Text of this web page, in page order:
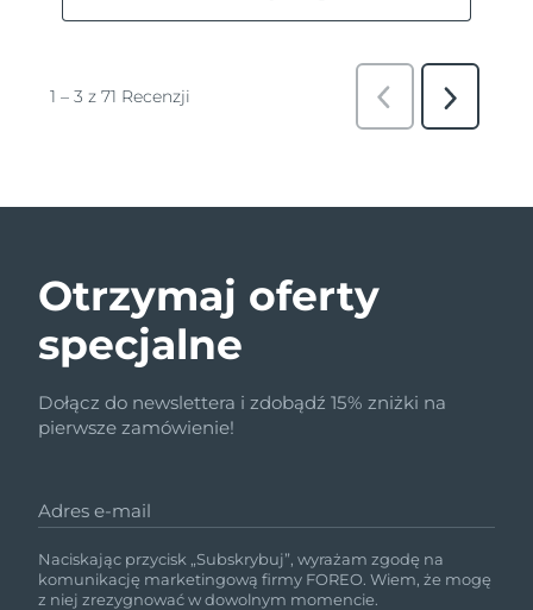
Otrzymaj oferty
specjalne
Dołącz do newslettera i zdobądź 15% zniżki na
pierwsze zamówienie!
Adres e-mail
Naciskając przycisk „Subskrybuj”, wyrażam zgodę na
komunikację marketingową firmy FOREO. Wiem, że mogę
z niej zrezygnować w dowolnym momencie.